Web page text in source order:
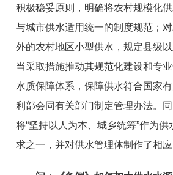
积极稳妥原则，明确将农村规模化供
与城市供水适用统一的制度规范；
外的农村地区小型供水，规定县级
当采取措施推动其规范化建设和专
水质保障体系，保障供水符合国家
利部会同有关部门制定管理办法。
将“坚持以人为本、城乡统筹”作为
求之一，并对供水管理体制作了相应